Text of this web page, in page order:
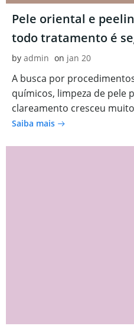
Pele oriental e
todo tratamento é
by admin on jan 20
A busca por
químicos, limpeza de pele
clareamento cresceu
Saiba mais